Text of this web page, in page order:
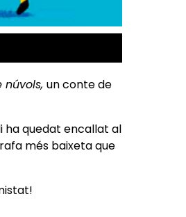
núvols, un conte de
ha quedat encallat al
més baixeta que